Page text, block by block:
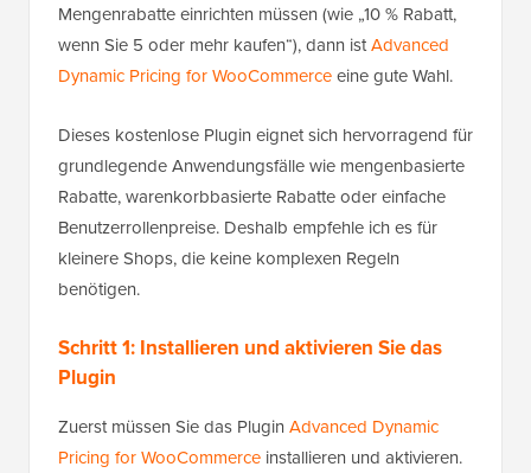
Mengenrabatte einrichten müssen (wie „10 % Rabatt,
wenn Sie 5 oder mehr kaufen“), dann istAdvanced
Dynamic Pricing for WooCommerceeine gute Wahl.
Dieses kostenlose Plugin eignet sich hervorragend für
grundlegende Anwendungsfälle wie mengenbasierte
Rabatte, warenkorbbasierte Rabatte oder einfache
Benutzerrollenpreise. Deshalb empfehle ich es für
kleinere Shops, die keine komplexen Regeln
benötigen.
Schritt 1: Installieren und aktivieren Sie das
Plugin
Zuerst müssen Sie das Plugin Advanced Dynamic
Pricing for WooCommerce installieren und aktivieren.